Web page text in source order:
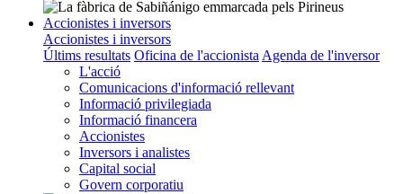
Accionistes i inversors
Accionistes i inversors
Últims resultats Oficina de l'accionista Agenda de l'inversor
L'acció
Comunicacions d'informació rellevant
Informació privilegiada
Informació financera
Accionistes
Inversors i analistes
Capital social
Govern corporatiu